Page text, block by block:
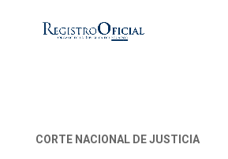
CORTE NACIONAL DE JUSTICIA